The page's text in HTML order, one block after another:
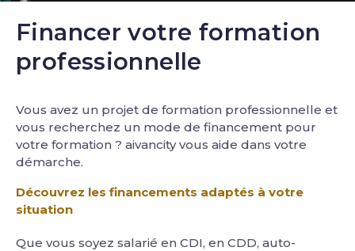
Financer votre formation
professionnelle
Vous avez un projet de formation professionnelle et
vous recherchez un mode de financement pour
votre formation ? aivancity vous aide dans votre
démarche.
Découvrez les financements adaptés à votre
situation
Que vous soyez salarié en CDI, en CDD, auto-